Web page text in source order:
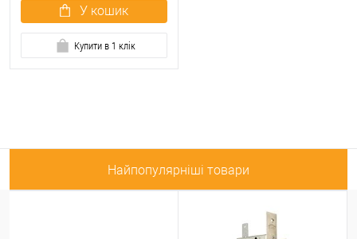
У кошик
Купити в 1 клік
Найпопулярніші товари